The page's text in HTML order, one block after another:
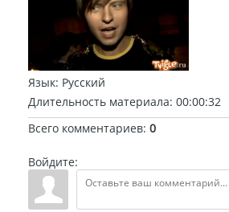
Язык: Русский
Длительность материала: 00:00:32
Всего комментариев: 0
Войдите: